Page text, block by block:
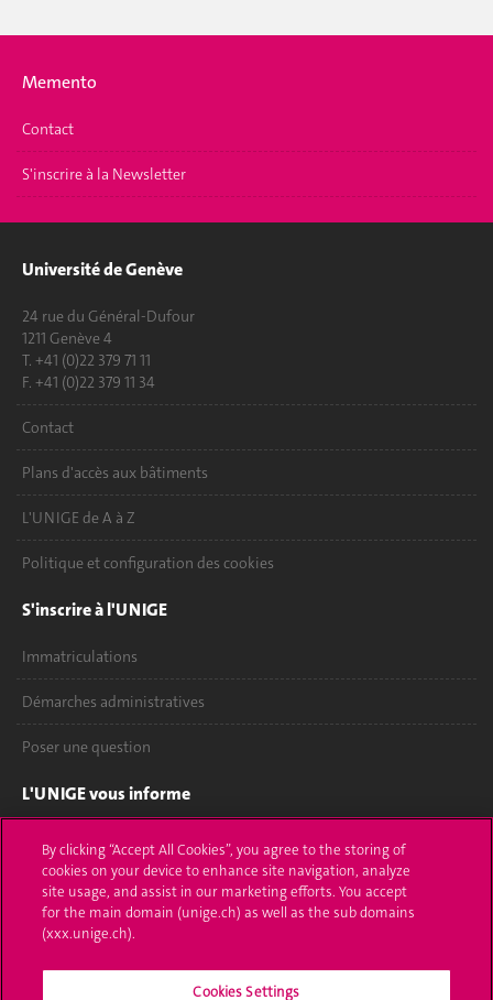
Memento
Contact
S'inscrire à la Newsletter
Université de Genève
24 rue du Général-Dufour
1211 Genève 4
T. +41 (0)22 379 71 11
F. +41 (0)22 379 11 34
Contact
Plans d'accès aux bâtiments
L'UNIGE de A à Z
Politique et configuration des cookies
S'inscrire à l'UNIGE
Immatriculations
Démarches administratives
Poser une question
L'UNIGE vous informe
UNIGE Mobile
Médias
Offres d'emploi
Bibliothèque
By clicking “Accept All Cookies”, you agree to the storing of
cookies on your device to enhance site navigation, analyze
site usage, and assist in our marketing efforts. You accept
for the main domain (unige.ch) as well as the sub domains
(xxx.unige.ch).
Cookies Settings